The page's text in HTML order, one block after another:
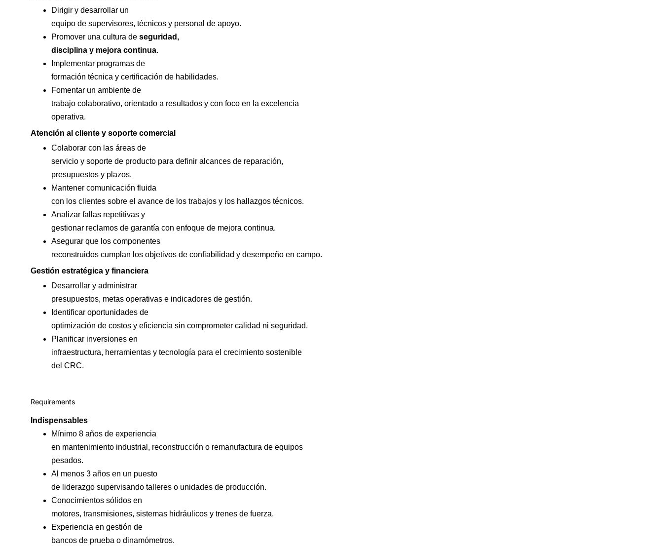
Dirigir y desarrollar un
equipo de supervisores, técnicos y personal de apoyo.
Promover una cultura de seguridad,
disciplina y mejora continua.
Implementar programas de
formación técnica y certificación de habilidades.
Fomentar un ambiente de
trabajo colaborativo, orientado a resultados y con foco en la excelencia
operativa.
Atención al cliente y soporte comercial
Colaborar con las áreas de
servicio y soporte de producto para definir alcances de reparación,
presupuestos y plazos.
Mantener comunicación fluida
con los clientes sobre el avance de los trabajos y los hallazgos técnicos.
Analizar fallas repetitivas y
gestionar reclamos de garantía con enfoque de mejora continua.
Asegurar que los componentes
reconstruidos cumplan los objetivos de confiabilidad y desempeño en campo.
Gestión estratégica y financiera
Desarrollar y administrar
presupuestos, metas operativas e indicadores de gestión.
Identificar oportunidades de
optimización de costos y eficiencia sin comprometer calidad ni seguridad.
Planificar inversiones en
infraestructura, herramientas y tecnología para el crecimiento sostenible
del CRC.
Requirements
Indispensables
Mínimo 8 años de experiencia
en mantenimiento industrial, reconstrucción o remanufactura de equipos
pesados.
Al menos 3 años en un puesto
de liderazgo supervisando talleres o unidades de producción.
Conocimientos sólidos en
motores, transmisiones, sistemas hidráulicos y trenes de fuerza.
Experiencia en gestión de
bancos de prueba o dinamómetros.